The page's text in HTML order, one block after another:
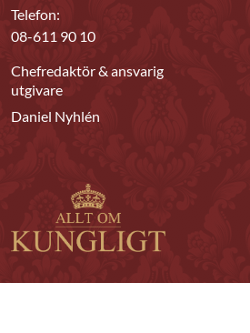
Telefon:
08-611 90 10
Chefredaktör & ansvarig
utgivare
Daniel Nyhlén